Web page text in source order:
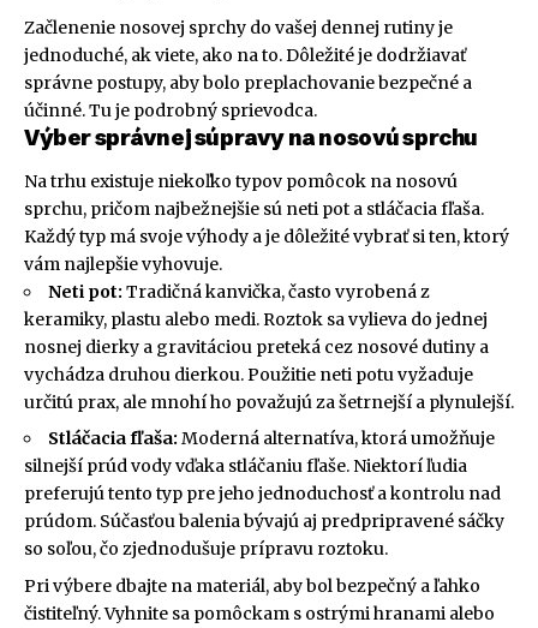
Začlenenie nosovej sprchy do vašej dennej rutiny je
jednoduché, ak viete, ako na to. Dôležité je dodržiavať
správne postupy, aby bolo preplachovanie bezpečné a
účinné. Tu je podrobný sprievodca.
Výber správnej súpravy na nosovú sprchu
Na trhu existuje niekoľko typov pomôcok na nosovú
sprchu, pričom najbežnejšie sú neti pot a stláčacia fľaša.
Každý typ má svoje výhody a je dôležité vybrať si ten, ktorý
vám najlepšie vyhovuje.
Neti pot: Tradičná kanvička, často vyrobená z
keramiky, plastu alebo medi. Roztok sa vylieva do jednej
nosnej dierky a gravitáciou preteká cez nosové dutiny a
vychádza druhou dierkou. Použitie neti potu vyžaduje
určitú prax, ale mnohí ho považujú za šetrnejší a plynulejší.
Stláčacia fľaša: Moderná alternatíva, ktorá umožňuje
silnejší prúd vody vďaka stláčaniu fľaše. Niektorí ľudia
preferujú tento typ pre jeho jednoduchosť a kontrolu nad
prúdom. Súčasťou balenia bývajú aj predpripravené sáčky
so soľou, čo zjednodušuje prípravu roztoku.
Pri výbere dbajte na materiál, aby bol bezpečný a ľahko
čistiteľný. Vyhnite sa pomôckam s ostrými hranami alebo